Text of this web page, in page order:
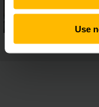
Use